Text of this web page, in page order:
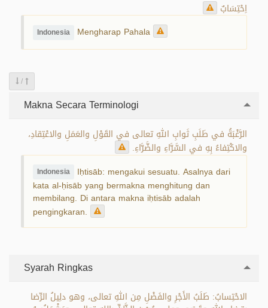
اِحْتِسَابٌ
Indonesia Mengharap Pahala
/
Makna Secara Terminologi
الرَّغْبَةُ في طَلَبِ ثَوابِ اللهِ تعالى في القَوْلِ والعَمَلِ والاعْتِقادِ،
والاكْتِفاءُ بِهِ في السَّرَّاءِ والضَّرَّاءِ.
Indonesia Iḥtisāb: mengakui sesuatu. Asalnya dari
kata al-ḥisāb yang bermakna menghitung dan
membilang. Di antara makna iḥtisāb adalah
pengingkaran.
Syarah Ringkas
الاحْتِسابُ: طَلَبُ الأَجْرِ والفَضْلِ مِن اللهِ تعالى، وهو دلِيلُ الرِّضا